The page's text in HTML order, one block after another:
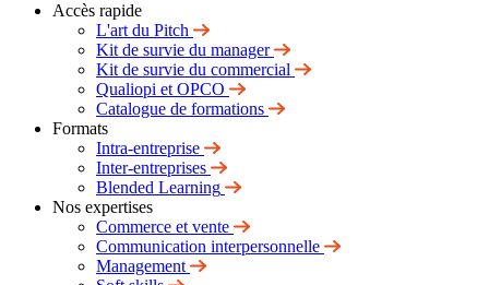
Accès rapide
L'art du Pitch
Kit de survie du manager
Kit de survie du commercial
Qualiopi et OPCO
Catalogue de formations
Formats
Intra-entreprise
Inter-entreprises
Blended Learning
Nos expertises
Commerce et vente
Communication interpersonnelle
Management